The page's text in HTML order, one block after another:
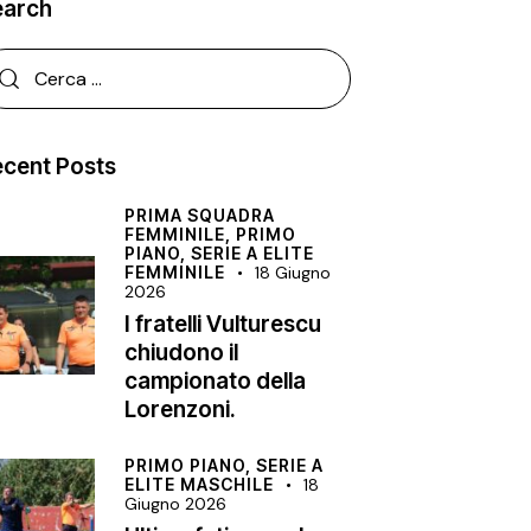
Posts
PRIMA SQUADRA
FEMMINILE, PRIMO
PIANO,SERIE A ELITE
FEMMINILE
18 Giugno
2026
I fratelli Vulturescu
chiudono il
campionato della
Lorenzoni.
PRIMO PIANO,SERIE A
ELITE MASCHILE
18
Giugno 2026